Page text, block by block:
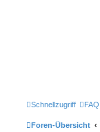
Schnellzugriff FAQ
Foren-Übersicht